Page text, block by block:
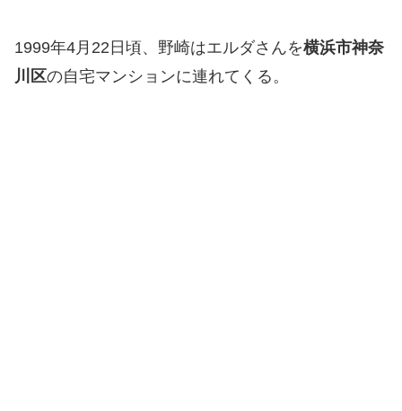
1999年4月22日頃、野崎はエルダさんを横浜市神奈
川区の自宅マンションに連れてくる。